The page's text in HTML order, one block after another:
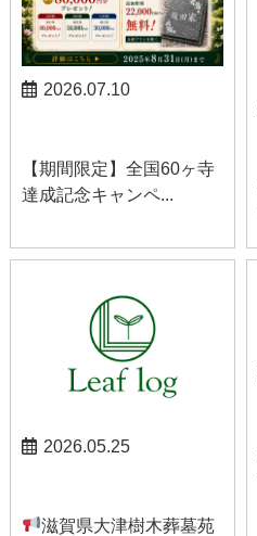
2026.07.10
【期間限定】全国60ヶ寺
達成記念キャンペ...
2026.05.25
滋賀県大津樹木葬墓苑